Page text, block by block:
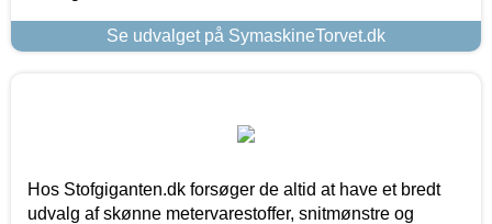
Se udvalget på SymaskineTorvet.dk
Hos Stofgiganten.dk forsøger de altid at have et bredt
udvalg af skønne metervarestoffer, snitmønstre og